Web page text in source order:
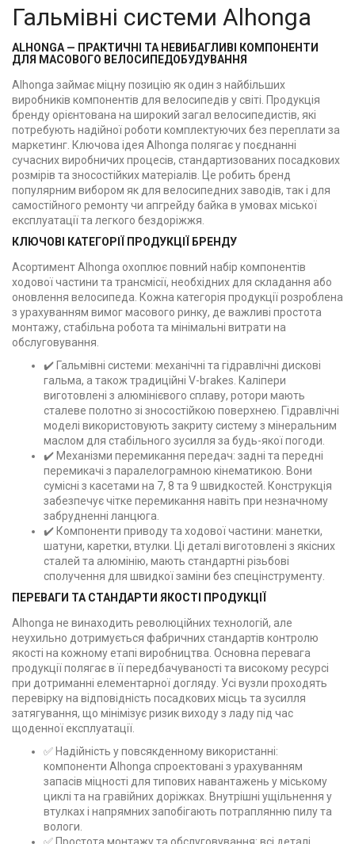
Гальмівні системи Alhonga
ALHONGA — ПРАКТИЧНІ ТА НЕВИБАГЛИВІ КОМПОНЕНТИ
ДЛЯ МАСОВОГО ВЕЛОСИПЕДОБУДУВАННЯ
Alhonga займає міцну позицію як один з найбільших
виробників компонентів для велосипедів у світі. Продукція
бренду орієнтована на широкий загал велосипедистів, які
потребують надійної роботи комплектуючих без переплати за
маркетинг. Ключова ідея Alhonga полягає у поєднанні
сучасних виробничих процесів, стандартизованих посадкових
розмірів та зносостійких матеріалів. Це робить бренд
популярним вибором як для велосипедних заводів, так і для
самостійного ремонту чи апгрейду байка в умовах міської
експлуатації та легкого бездоріжжя.
КЛЮЧОВІ КАТЕГОРІЇ ПРОДУКЦІЇ БРЕНДУ
Асортимент Alhonga охоплює повний набір компонентів
ходової частини та трансмісії, необхідних для складання або
оновлення велосипеда. Кожна категорія продукції розроблена
з урахуванням вимог масового ринку, де важливі простота
монтажу, стабільна робота та мінімальні витрати на
обслуговування.
✔️ Гальмівні системи: механічні та гідравлічні дискові
гальма, а також традиційні V-brakes. Каліпери
виготовлені з алюмінієвого сплаву, ротори мають
сталеве полотно зі зносостійкою поверхнею. Гідравлічні
моделі використовують закриту систему з мінеральним
маслом для стабільного зусилля за будь-якої погоди.
✔️ Механізми перемикання передач: задні та передні
перемикачі з паралелограмною кінематикою. Вони
сумісні з касетами на 7, 8 та 9 швидкостей. Конструкція
забезпечує чітке перемикання навіть при незначному
забрудненні ланцюга.
✔️ Компоненти приводу та ходової частини: манетки,
шатуни, каретки, втулки. Ці деталі виготовлені з якісних
сталей та алюмінію, мають стандартні різьбові
сполучення для швидкої заміни без спецінструменту.
ПЕРЕВАГИ ТА СТАНДАРТИ ЯКОСТІ ПРОДУКЦІЇ
Alhonga не винаходить революційних технологій, але
неухильно дотримується фабричних стандартів контролю
якості на кожному етапі виробництва. Основна перевага
продукції полягає в її передбачуваності та високому ресурсі
при дотриманні елементарної догляду. Усі вузли проходять
перевірку на відповідність посадкових місць та зусилля
затягування, що мінімізує ризик виходу з ладу під час
щоденної експлуатації.
✅ Надійність у повсякденному використанні:
компоненти Alhonga спроектовані з урахуванням
запасів міцності для типових навантажень у міському
циклі та на гравійних доріжках. Внутрішні ущільнення у
втулках і напрямних запобігають потраплянню пилу та
вологи.
✅ Простота монтажу та обслуговування: всі деталі